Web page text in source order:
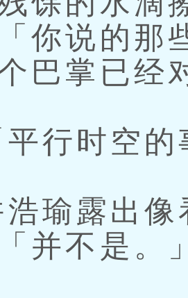
「你说的
巴掌已经
行时空的
瑜露出像
并不是。